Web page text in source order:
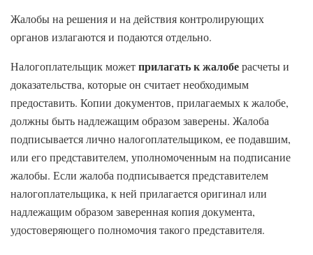
Жалобы на решения и на действия контролирующих
органов излагаются и подаются отдельно.
Налогоплательщик можетприлагать к жалоберасчеты и
доказательства, которые он считает необходимым
предоставить. Копии документов, прилагаемых к жалобе,
должны быть надлежащим образом заверены. Жалоба
подписывается лично налогоплательщиком, ее подавшим,
или его представителем, уполномоченным на подписание
жалобы. Если жалоба подписывается представителем
налогоплательщика, к ней прилагается оригинал или
надлежащим образом заверенная копия документа,
удостоверяющего полномочия такого представителя.